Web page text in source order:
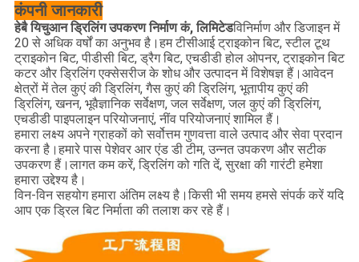
कंपनीजानकारी
हेबै यिचुआन ड्रिलिंग उपकरण निर्माण कं, लिमिटेडविनिर्माण और डिजाइन में
20 से अधिक वर्षों का अनुभव है।हम टीसीआई ट्राइकोन बिट, स्टील टूथ
ट्राइकोन बिट, पीडीसी बिट, ड्रैग बिट, एचडीडी होल ओपनर, ट्राइकोन बिट
कटर और ड्रिलिंग एक्सेसरीज के शोध और उत्पादन में विशेषज्ञ हैं।आवेदन
क्षेत्रों में तेल कुएं की ड्रिलिंग, गैस कुएं की ड्रिलिंग, भूतापीय कुएं की
ड्रिलिंग, खनन, भूवैज्ञानिक सर्वेक्षण, जल सर्वेक्षण, जल कुएं की ड्रिलिंग,
एचडीडी पाइपलाइन परियोजनाएं, नींव परियोजनाएं शामिल हैं।
हमारा लक्ष्य अपने ग्राहकों को सर्वोत्तम गुणवत्ता वाले उत्पाद और सेवा प्रदान
करना है।हमारे पास पेशेवर आर एंड डी टीम, उन्नत उपकरण और सटीक
उपकरण हैं।लागत कम करें, ड्रिलिंग को गति दें, सुरक्षा की गारंटी हमेशा
हमारा उद्देश्य है।
विन-विन सहयोग हमारा अंतिम लक्ष्य है।किसी भी समय हमसे संपर्क करें यदि
आप एक ड्रिल बिट निर्माता की तलाश कर रहे हैं।